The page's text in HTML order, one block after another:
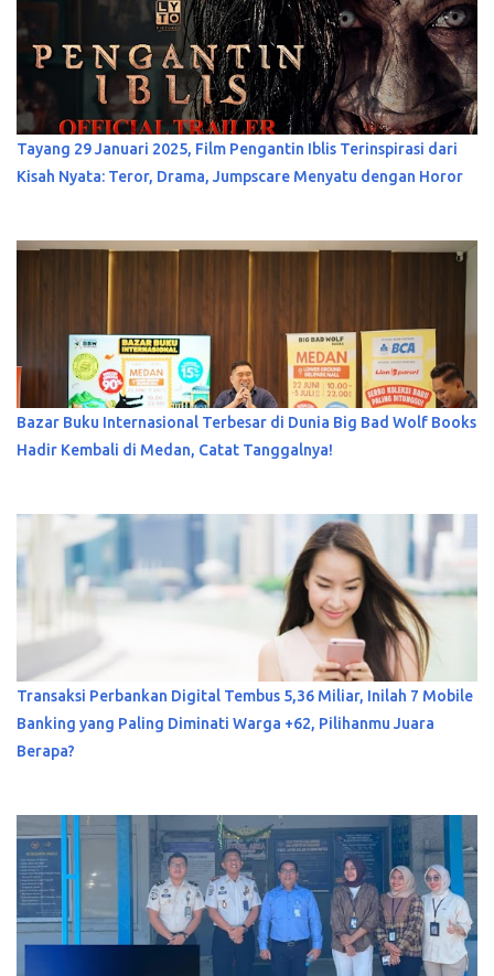
Tayang 29 Januari 2025, Film Pengantin Iblis Terinspirasi dari
Kisah Nyata: Teror, Drama, Jumpscare Menyatu dengan Horor
Bazar Buku Internasional Terbesar di Dunia Big Bad Wolf Books
Hadir Kembali di Medan, Catat Tanggalnya!
Transaksi Perbankan Digital Tembus 5,36 Miliar, Inilah 7 Mobile
Banking yang Paling Diminati Warga +62, Pilihanmu Juara
Berapa?